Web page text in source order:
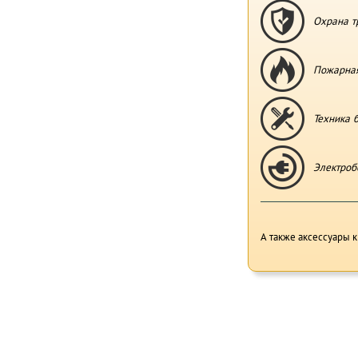
Охрана
Техника
А также аксессуары